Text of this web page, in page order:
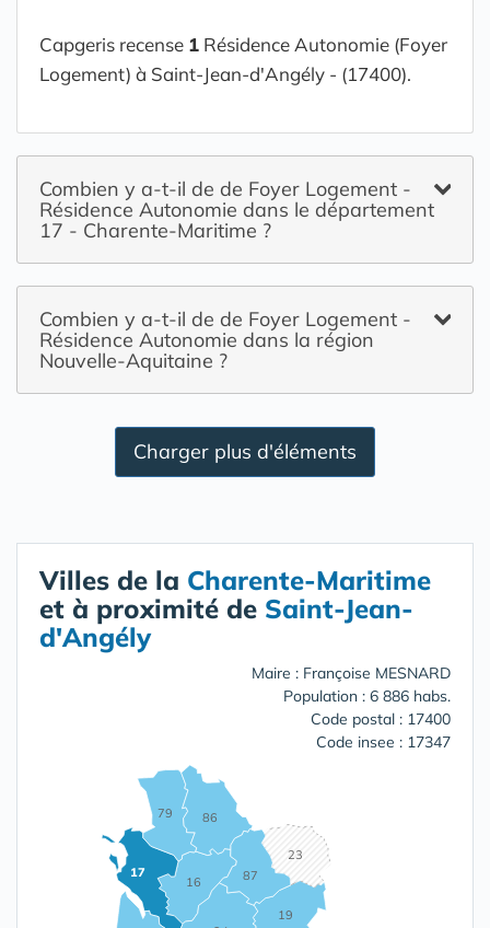
Capgeris recense 1 Résidence Autonomie (Foyer
Logement) à Saint-Jean-d'Angély - (17400).
Combien y a-t-il de de Foyer Logement -
Résidence Autonomie dans le département
17 - Charente-Maritime ?
Combien y a-t-il de de Foyer Logement -
Résidence Autonomie dans la région
Nouvelle-Aquitaine ?
Charger plus d'éléments
Villes de la Charente-Maritime
et à proximité de Saint-Jean-
d'Angély
Maire : Françoise MESNARD
Population : 6 886 habs.
Code postal : 17400
Code insee : 17347
16
17
19
23
79 86
87